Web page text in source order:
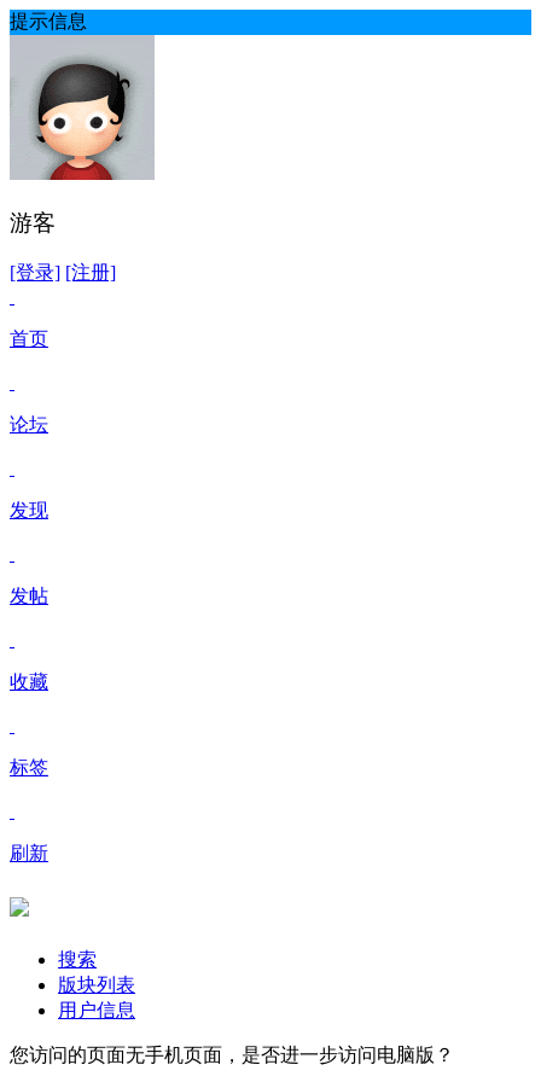
提示信息
游客
[登录] [注册]
首页
论坛
发现
发帖
收藏
标签
刷新
搜索
版块列表
用户信息
您访问的页面无手机页面，是否进一步访问电脑版？